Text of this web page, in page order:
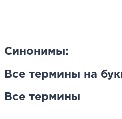
Синонимы:
Все термины на
Все термины